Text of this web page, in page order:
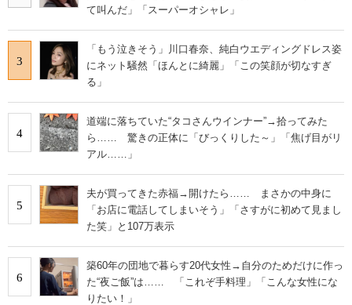
て叫んだ」「スーパーオシャレ」
3
「もう泣きそう」川口春奈、純白ウエディングドレス姿
にネット騒然「ほんとに綺麗」「この笑顔が切なすぎ
る」
4
道端に落ちていた“タコさんウインナー”→拾ってみた
ら…… 驚きの正体に「びっくりした～」「焦げ目がリ
アル……」
5
夫が買ってきた赤福→開けたら…… まさかの中身に
「お店に電話してしまいそう」「さすがに初めて見まし
た笑」と107万表示
6
築60年の団地で暮らす20代女性→自分のためだけに作っ
た“夜ご飯”は…… 「これぞ手料理」「こんな女性にな
りたい！」